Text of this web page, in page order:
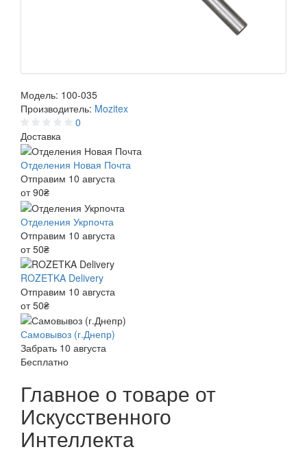
Модель: 100-035
Производитель: Mozitex
0
Доставка
Отделения Новая Почта
Отправим 10 августа
от 90₴
Отделения Укрпочта
Отправим 10 августа
от 50₴
ROZETKA Delivery
Отправим 10 августа
от 50₴
Самовывоз (г.Днепр)
Забрать 10 августа
Бесплатно
Главное о товаре от
Искусственного
Интеллекта